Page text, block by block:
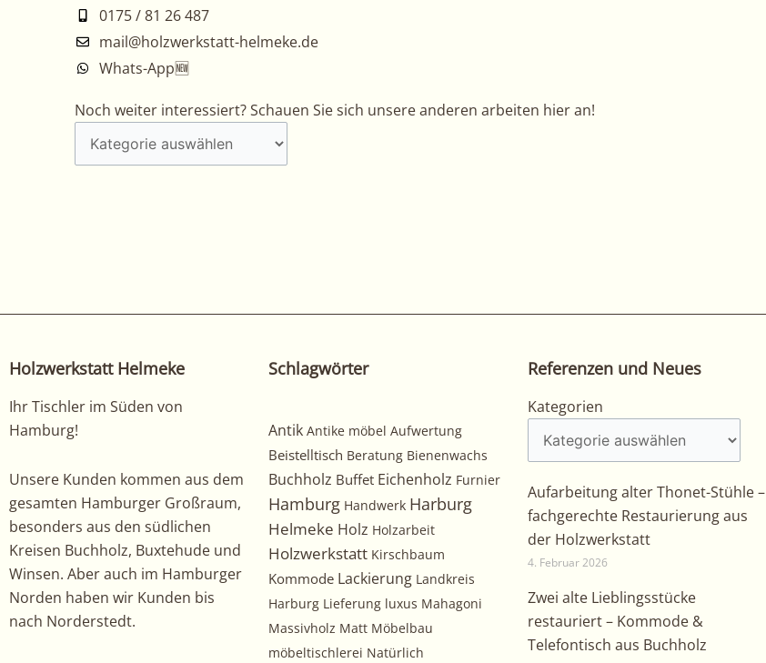
0175 / 81 26 487
mail@holzwerkstatt-helmeke.de
Whats-App🆕
Noch weiter interessiert? Schauen Sie sich unsere anderen arbeiten hier an!
Noch
interessiert?
Holzwerkstatt Helmeke
Ihr Tischler im Süden von
Hamburg!
Unsere Kunden kommen aus dem
gesamten Hamburger Großraum,
besonders aus den südlichen
Kreisen Buchholz, Buxtehude und
Winsen. Aber auch im Hamburger
Norden haben wir Kunden bis
nach Norderstedt.
Schlagwörter
Antik Antike möbel Aufwertung
Beistelltisch Beratung Bienenwachs
Buchholz Buffet Eichenholz Furnier
Hamburg Handwerk Harburg
Helmeke Holz Holzarbeit
Holzwerkstatt Kirschbaum
Kommode Lackierung Landkreis
Harburg Lieferung luxus Mahagoni
Massivholz Matt Möbelbau
möbeltischlerei Natürlich
Referenzen und Neues
Kategorien
Kategorien
Aufarbeitung alter Thonet-Stühle –
fachgerechte Restaurierung aus
der Holzwerkstatt
4. Februar 2026
Zwei alte Lieblingsstücke
restauriert – Kommode &
Telefontisch aus Buchholz